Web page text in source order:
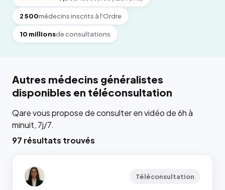
2 500médecins inscrits à l'Ordre
10 millionsde consultations
Autres médecins généralistes
disponibles en téléconsultation
Qare vous propose de consulter en vidéo de 6h à
minuit, 7j/7.
97 résultats trouvés
Téléconsultation